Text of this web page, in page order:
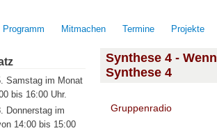
Programm Mitmachen Termine Projekte
Samstag im Monat
bis 16:00 Uhr.
Donnerstag im
14:00 bis 15:00
Synthese 4 -
Synthese 4
Gruppenradio